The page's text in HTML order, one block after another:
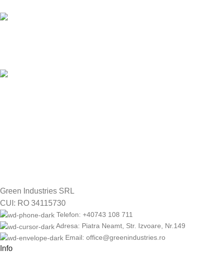
Green Industries SRL
CUI: RO 34115730
Telefon: +40743 108 711
Adresa: Piatra Neamt, Str. Izvoare, Nr.149
Email: office@greenindustries.ro
Info